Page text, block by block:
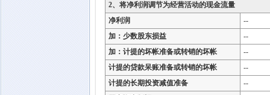
2、将净利润调节为经营活动的现金流量
净利润
--
加：少数股东损益
--
加：计提的坏帐准备或转销的坏帐
--
计提的贷款呆账准备或转销的坏帐
--
计提的长期投资减值准备
--